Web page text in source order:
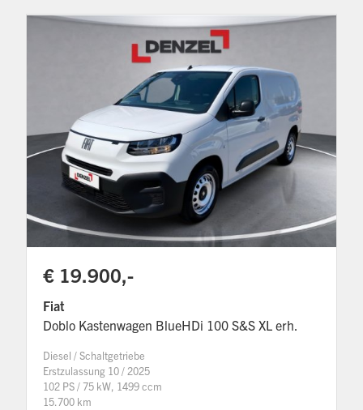
€ 19.900,-
Fiat
Doblo Kastenwagen BlueHDi 100 S&S XL erh.
Diesel / Schaltgetriebe
Erstzulassung 10 / 2025
102 PS / 75 kW, 1499 ccm
15.700 km